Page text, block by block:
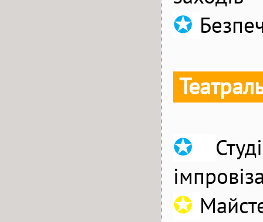
✪
✪
✪